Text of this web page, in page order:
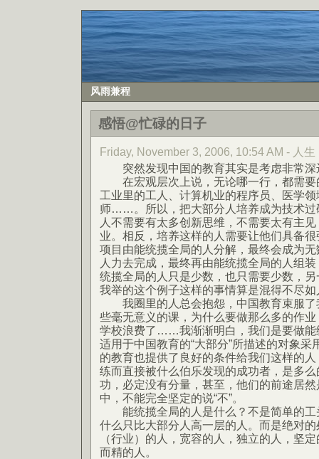
风雨兼程
感悟@忙碌的日子
Friday, November 3, 2006, 10:54 AM - 人生
突然发现中国的教育其实是考虑非常深
在宏观层次上说，无论哪一行，都需要
工业里的工人、计算机业的程序员、医学
师……。所以，把大部分人培养成为技术过
人不需要有太多创新思维，不需要太有主
业。相反，培养这样的人需要让他们具备
项目由能统揽全局的人分解，最终会成为
人力去完成，最终再由能统揽全局的人组
统揽全局的人只是少数，也只需要少数，
我举的这个例子这样的事情算是混得不尽
我圈里的人总会抱怨，中国教育束服了
些毫无意义的课，为什么要做那么多的作
学校浪费了……我渐渐明白，我们是要做能
适用于中国教育的“大部分”所描述的对象
的教育也提供了良好的条件给我们这样的
练而直接被什么伯乐发现的成功者，是多
功，必定没有分量，甚至，他们的前途居
中，不能完全坚定的说“不”。
能统揽全局的人是什么？不是简单的工
什么只比大部分人高一层的人。而是绝对
（行业）的人，宽容的人，独立的人，坚
而精的人。